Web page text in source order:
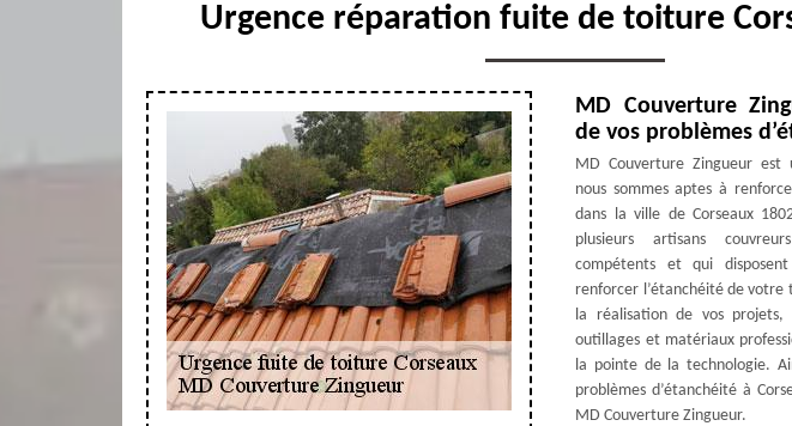
Urgence réparation fuite de toiture
MD Couverture
de vos problèmes
MD Couverture Zingueur est
nous sommes aptes à
dans la ville de Corseaux
plusieurs artisans
compétents et qui
renforcer l’étanchéité de votre
la réalisation de vos projets,
outillages et matériaux
la pointe de la technologie.
problèmes d’étanchéité à
MD Couverture Zingueur.